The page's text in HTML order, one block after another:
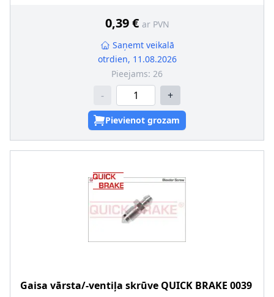
0,39 € ar PVN
Saņemt veikalā
otrdien, 11.08.2026
Pieejams: 26
- +
Pievienot grozam
Gaisa vārsta/-ventiļa skrūve QUICK BRAKE 0039